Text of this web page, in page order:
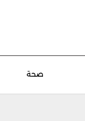
صحة